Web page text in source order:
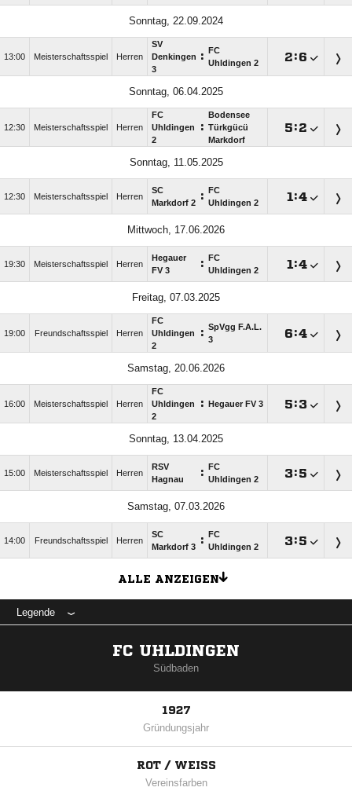
Sonntag, 22.09.2024
13:00 Meisterschaftsspiel Herren
SV
Denkingen
3
:
FC
Uhldingen 2
:
Sonntag, 06.04.2025
12:30 Meisterschaftsspiel Herren
FC
Uhldingen
2
:
Bodensee
Türkgücü
Markdorf
:
Sonntag, 11.05.2025
12:30 Meisterschaftsspiel Herren
SC
Markdorf 2 :
FC
Uhldingen 2
:
Mittwoch, 17.06.2026
19:30 Meisterschaftsspiel Herren
Hegauer
FV 3
:
FC
Uhldingen 2
:
Freitag, 07.03.2025
19:00 Freundschaftsspiel Herren
FC
Uhldingen
2
: SpVgg F.A.L.
3
:
Samstag, 20.06.2026
16:00 Meisterschaftsspiel Herren
FC
Uhldingen
2
: Hegauer FV 3 :
Sonntag, 13.04.2025
15:00 Meisterschaftsspiel Herren
RSV
Hagnau
:
FC
Uhldingen 2
:
Samstag, 07.03.2026
14:00 Freundschaftsspiel Herren
SC
Markdorf 3 :
FC
Uhldingen 2
:
ALLE ANZEIGEN
Legende
FC UHLDINGEN
Südbaden
1927
Gründungsjahr
ROT / WEISS
Vereinsfarben